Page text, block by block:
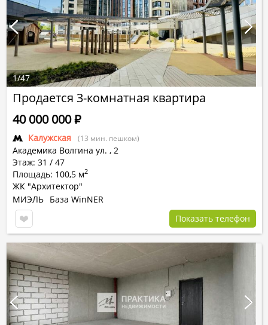
Продается 3-комнатная квартира
Калужская (13 мин. пешком)
Академика Волгина ул. , 2
Этаж: 31 / 47
Площадь: 100,5 м2
ЖК "Архитектор"
40 000 000Р
МИЭЛЬ База WinNER
Показать телефон
1/47